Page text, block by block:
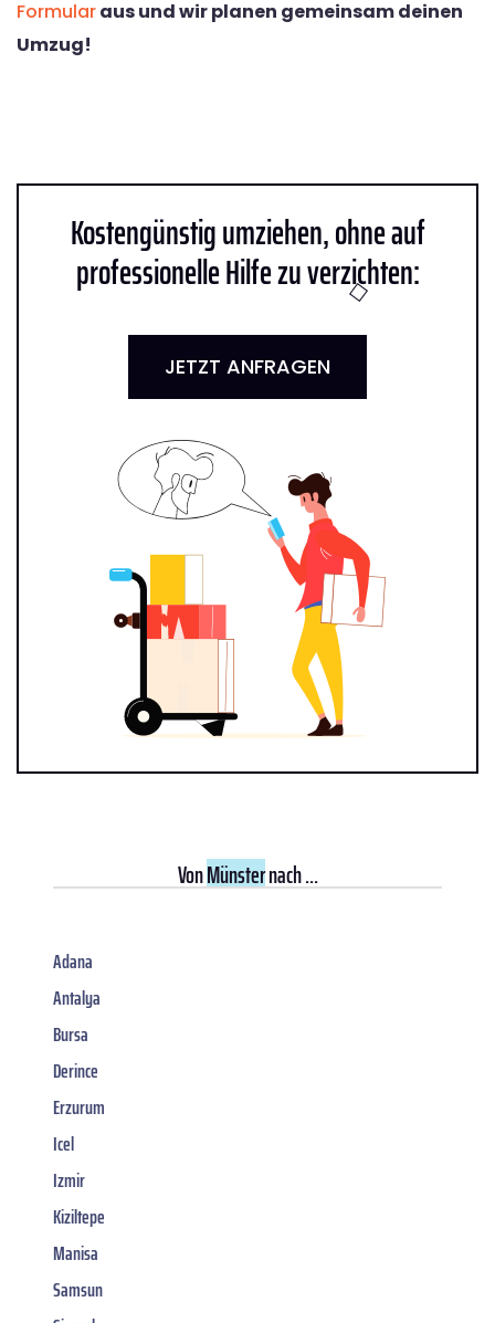
Formularaus und wir planen gemeinsam deinen
Umzug!
Kostengünstig umziehen, ohne auf
professionelle Hilfe zu verzichten:
JETZT ANFRAGEN
VonMünsternach ...
Adana
Antalya
Bursa
Derince
Erzurum
Icel
Izmir
Kiziltepe
Manisa
Samsun